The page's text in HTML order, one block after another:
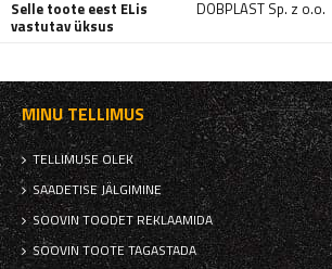
Selle toote eest ELis
vastutav üksus
DOBPLAST Sp. z o.o.
MINU TELLIMUS
TELLIMUSE OLEK
SAADETISE JÄLGIMINE
SOOVIN TOODET REKLAAMIDA
SOOVIN TOOTE TAGASTADA